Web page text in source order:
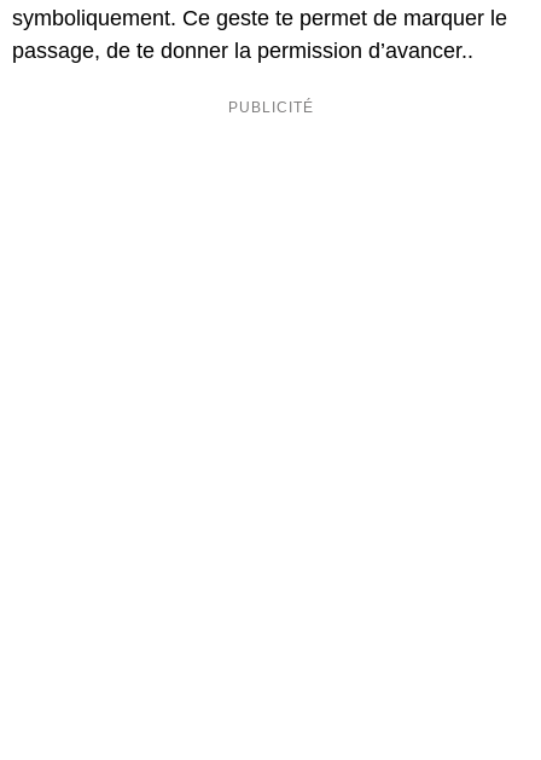
symboliquement. Ce geste te permet de marquer le
passage, de te donner la permission d’avancer..